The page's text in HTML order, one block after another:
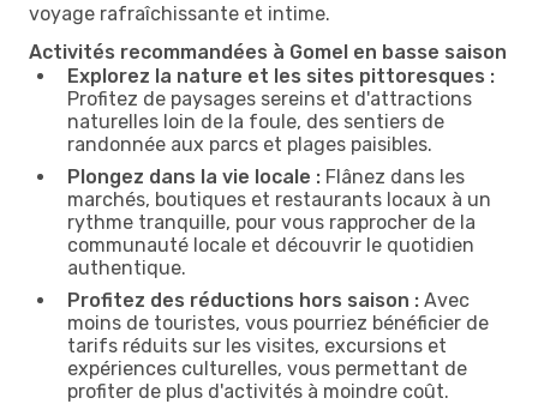
voyage rafraîchissante et intime.
Activités recommandées à Gomel en basse saison
Explorez la nature et les sites pittoresques :
Profitez de paysages sereins et d'attractions
naturelles loin de la foule, des sentiers de
randonnée aux parcs et plages paisibles.
Plongez dans la vie locale : Flânez dans les
marchés, boutiques et restaurants locaux à un
rythme tranquille, pour vous rapprocher de la
communauté locale et découvrir le quotidien
authentique.
Profitez des réductions hors saison : Avec
moins de touristes, vous pourriez bénéficier de
tarifs réduits sur les visites, excursions et
expériences culturelles, vous permettant de
profiter de plus d'activités à moindre coût.